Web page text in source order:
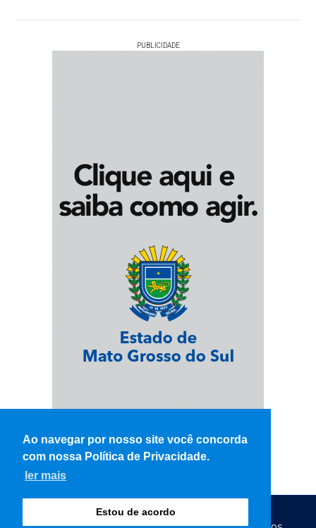
Ao navegar por nosso site você concorda
com nossa Política de Privacidade.
ler mais
Estou de acordo
PUBLICIDADE